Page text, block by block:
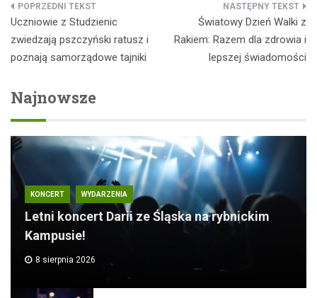
Nawigacja
wpisu
Uczniowie z Studzienic
zwiedzają pszczyński ratusz i
poznają samorządowe tajniki
Światowy Dzień Walki z
Rakiem: Razem dla zdrowia i
lepszej świadomości
Najnowsze
KONCERT WYDARZENIA
Letni koncert Darii ze Śląska na rybnickim
Kampusie!
8 sierpnia 2026